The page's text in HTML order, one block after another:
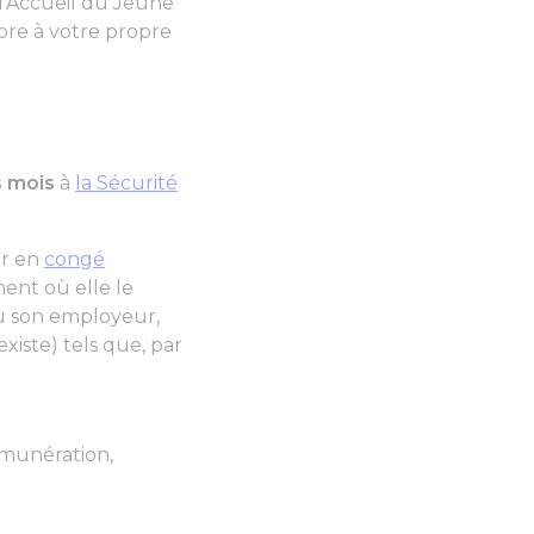
à votre propre
mois à la Sécurité
en congé
où elle le
son employeur,
tels que, par